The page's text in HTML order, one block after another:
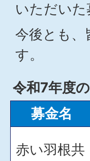
いただい
今後とも
す。
令和7年度
募金名
赤い羽根共